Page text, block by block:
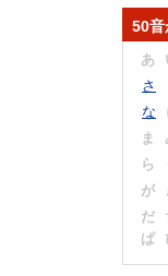
50音
あ
さ
な
ま
ら
が
だ
ぱ